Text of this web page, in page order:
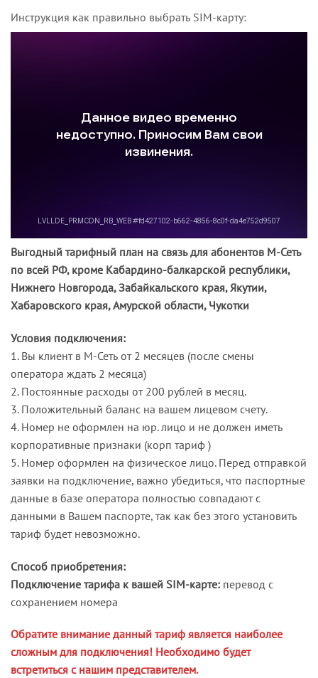
Инструкция как правильно выбрать SIM-карту:
Выгодный тарифный план на связь для абонентов М-Сеть
по всей РФ, кроме Кабардино-балкарской республики,
Нижнего Новгорода, Забайкальского края, Якутии,
Хабаровского края, Амурской области, Чукотки
Условия подключения:
1. Вы клиент в М-Сеть от 2 месяцев (после смены
оператора ждать 2 месяца)
2. Постоянные расходы от 200 рублей в месяц.
3. Положительный баланс на вашем лицевом счету.
4. Номер не оформлен на юр. лицо и не должен иметь
корпоративные признаки (корп тариф )
5. Номер оформлен на физическое лицо. Перед отправкой
заявки на подключение, важно убедиться, что паспортные
данные в базе оператора полностью совпадают с
данными в Вашем паспорте, так как без этого установить
тариф будет невозможно.
Способ приобретения:
Подключение тарифа к вашей SIM-карте: перевод с
сохранением номера
Обратите внимание данный тариф является наиболее
сложным для подключения! Необходимо будет
встретиться с нашим представителем.